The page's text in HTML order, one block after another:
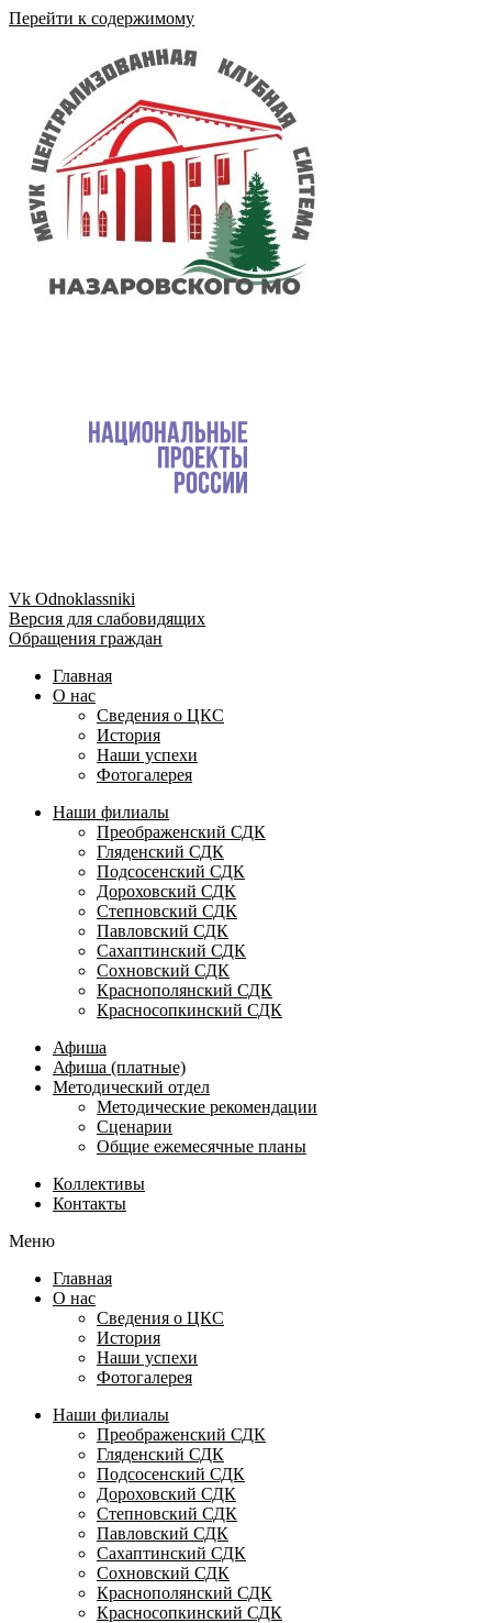
Перейти к содержимому
Vk Odnoklassniki
Версия для слабовидящих
Обращения граждан
Главная
О нас
Сведения о ЦКС
История
Наши успехи
Фотогалерея
Наши филиалы
Преображенский СДК
Гляденский СДК
Подсосенский СДК
Дороховский СДК
Степновский СДК
Павловский СДК
Сахаптинский СДК
Сохновский СДК
Краснополянский СДК
Красносопкинский СДК
Афиша
Афиша (платные)
Методический отдел
Методические рекомендации
Сценарии
Общие ежемесячные планы
Коллективы
Контакты
Меню
Главная
О нас
Сведения о ЦКС
История
Наши успехи
Фотогалерея
Наши филиалы
Преображенский СДК
Гляденский СДК
Подсосенский СДК
Дороховский СДК
Степновский СДК
Павловский СДК
Сахаптинский СДК
Сохновский СДК
Краснополянский СДК
Красносопкинский СДК